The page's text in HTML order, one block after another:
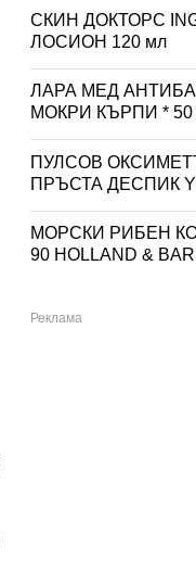
СКИН ДОКТОРС
ЛОСИОН 120 мл
ЛАРА МЕД
МОКРИ КЪРПИ * 50
ПУЛСОВ
ПРЪСТА ДЕСПИК
МОРСКИ РИБЕН
90 HOLLAND &